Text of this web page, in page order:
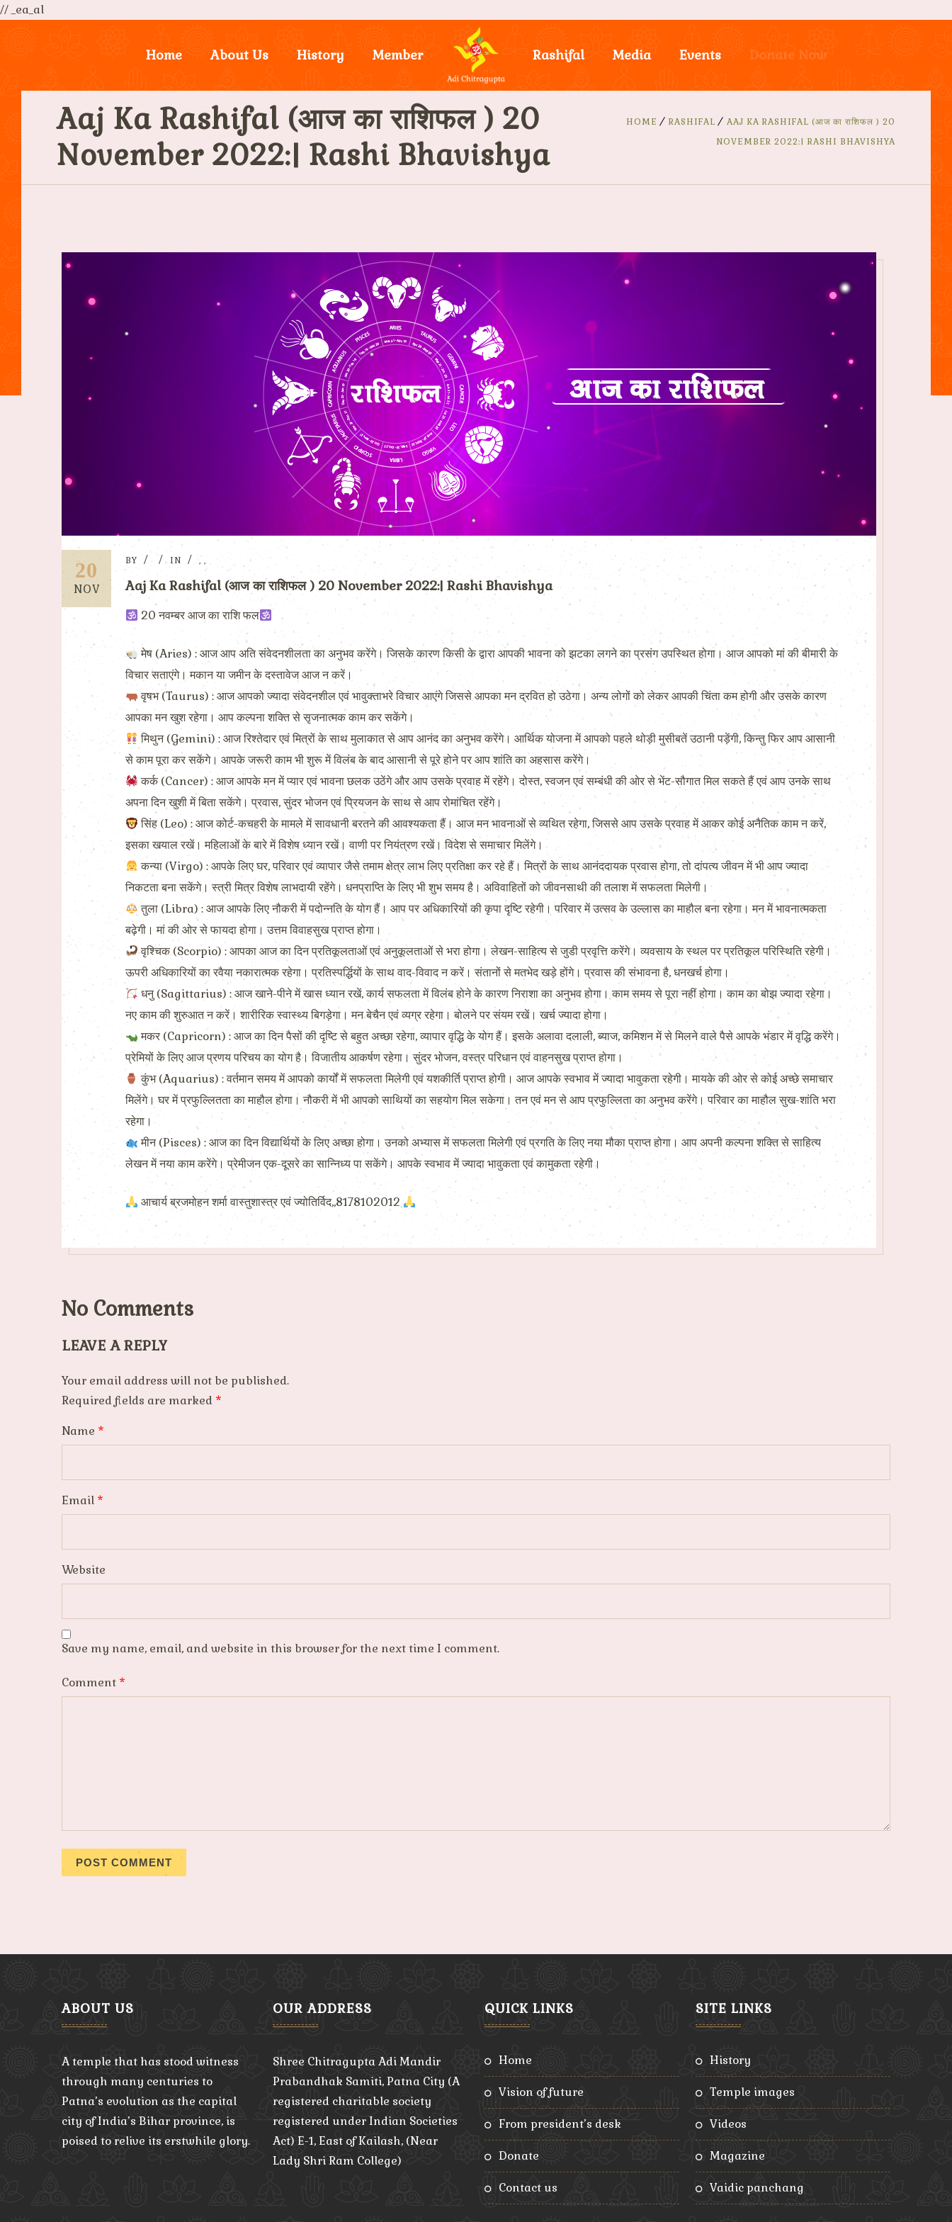
// _ea_al
Home About Us History Member Rashifal Media Events Donate Now
Aaj Ka Rashifal (आज का राशिफल ) 20
November 2022:| Rashi Bhavishya
HOME RASHIFAL
AAJ KA RASHIFAL (आज का राशिफल ) 20
NOVEMBER 2022:| RASHI BHAVISHYA
20
NOV
BY IN , ,
Aaj Ka Rashifal (आज का राशिफल ) 20 November 2022:| Rashi Bhavishya
20 नवम्बर आज का राशि फल
मेष (Aries) : आज आप अति संवेदनशीलता का अनुभव करेंगे। जिसके कारण किसी के द्वारा आपकी भावना को झटका लगने का प्रसंग उपस्थित होगा। आज आपको मां की बीमारी के
विचार सताएंगे। मकान या जमीन के दस्तावेज आज न करें।
वृषभ (Taurus) : आज आपको ज्यादा संवेदनशील एवं भावुक्ताभरे विचार आएंगे जिससे आपका मन द्रवित हो उठेगा। अन्य लोगों को लेकर आपकी चिंता कम होगी और उसके कारण
आपका मन खुश रहेगा। आप कल्पना शक्ति से सृजनात्मक काम कर सकेंगे।
मिथुन (Gemini) : आज रिश्तेदार एवं मित्रों के साथ मुलाकात से आप आनंद का अनुभव करेंगे। आर्थिक योजना में आपको पहले थोड़ी मुसीबतें उठानी पड़ेंगी, किन्तु फिर आप आसानी
से काम पूरा कर सकेंगे। आपके जरूरी काम भी शुरू में विलंब के बाद आसानी से पूरे होने पर आप शांति का अहसास करेंगे।
कर्क (Cancer) : आज आपके मन में प्यार एवं भावना छलक उठेंगे और आप उसके प्रवाह में रहेंगे। दोस्त, स्वजन एवं सम्बंधी की ओर से भेंट-सौगात मिल सकते हैं एवं आप उनके साथ
अपना दिन खुशी में बिता सकेंगे। प्रवास, सुंदर भोजन एवं प्रियजन के साथ से आप रोमांचित रहेंगे।
सिंह (Leo) : आज कोर्ट-कचहरी के मामले में सावधानी बरतने की आवश्यकता हैं। आज मन भावनाओं से व्यथित रहेगा, जिससे आप उसके प्रवाह में आकर कोई अनैतिक काम न करें,
इसका खयाल रखें। महिलाओं के बारे में विशेष ध्यान रखें। वाणी पर नियंत्रण रखें। विदेश से समाचार मिलेंगे।
कन्या (Virgo) : आपके लिए घर, परिवार एवं व्यापार जैसे तमाम क्षेत्र लाभ लिए प्रतिक्षा कर रहे हैं। मित्रों के साथ आनंददायक प्रवास होगा, तो दांपत्य जीवन में भी आप ज्यादा
निकटता बना सकेंगे। स्त्री मित्र विशेष लाभदायी रहेंगे। धनप्राप्ति के लिए भी शुभ समय है। अविवाहितों को जीवनसाथी की तलाश में सफलता मिलेगी।
तुला (Libra) : आज आपके लिए नौकरी में पदोन्नति के योग हैं। आप पर अधिकारियों की कृपा दृष्टि रहेगी। परिवार में उत्सव के उल्लास का माहौल बना रहेगा। मन में भावनात्मकता
बढ़ेगी। मां की ओर से फायदा होगा। उत्तम विवाहसुख प्राप्त होगा।
वृश्चिक (Scorpio) : आपका आज का दिन प्रतिकूलताओं एवं अनुकूलताओं से भरा होगा। लेखन-साहित्य से जुडी प्रवृत्ति करेंगे। व्यवसाय के स्थल पर प्रतिकूल परिस्थिति रहेगी।
ऊपरी अधिकारियों का रवैया नकारात्मक रहेगा। प्रतिस्पर्द्धियों के साथ वाद-विवाद न करें। संतानों से मतभेद खड़े होंगे। प्रवास की संभावना है, धनखर्च होगा।
धनु (Sagittarius) : आज खाने-पीने में खास ध्यान रखें, कार्य सफलता में विलंब होने के कारण निराशा का अनुभव होगा। काम समय से पूरा नहीं होगा। काम का बोझ ज्यादा रहेगा।
नए काम की शुरुआत न करें। शारीरिक स्वास्थ्य बिगड़ेगा। मन बेचैन एवं व्यग्र रहेगा। बोलने पर संयम रखें। खर्च ज्यादा होगा।
मकर (Capricorn) : आज का दिन पैसों की दृष्टि से बहुत अच्छा रहेगा, व्यापार वृद्धि के योग हैं। इसके अलावा दलाली, ब्याज, कमिशन में से मिलने वाले पैसे आपके भंडार में वृद्धि करेंगे।
प्रेमियों के लिए आज प्रणय परिचय का योग है। विजातीय आकर्षण रहेगा। सुंदर भोजन, वस्त्र परिधान एवं वाहनसुख प्राप्त होगा।
कुंभ (Aquarius) : वर्तमान समय में आपको कार्यों में सफलता मिलेगी एवं यशकीर्ति प्राप्त होगी। आज आपके स्वभाव में ज्यादा भावुकता रहेगी। मायके की ओर से कोई अच्छे समाचार
मिलेंगे। घर में प्रफुल्लितता का माहौल होगा। नौकरी में भी आपको साथियों का सहयोग मिल सकेगा। तन एवं मन से आप प्रफुल्लिता का अनुभव करेंगे। परिवार का माहौल सुख-शांति भरा
रहेगा।
मीन (Pisces) : आज का दिन विद्यार्थियों के लिए अच्छा होगा। उनको अभ्यास में सफलता मिलेगी एवं प्रगति के लिए नया मौका प्राप्त होगा। आप अपनी कल्पना शक्ति से साहित्य
लेखन में नया काम करेंगे। प्रेमीजन एक-दूसरे का सान्निध्य पा सकेंगे। आपके स्वभाव में ज्यादा भावुकता एवं कामुकता रहेगी।
आचार्य ब्रजमोहन शर्मा वास्तुशास्त्र एवं ज्योतिर्विद,,8178102012
No Comments
LEAVE A REPLY
Your email address will not be published.
Required fields are marked *
Name *
Email *
Website
Save my name, email, and website in this browser for the next time I comment.
Comment *
ABOUT US
A temple that has stood witness
through many centuries to
Patna’s evolution as the capital
city of India’s Bihar province, is
poised to relive its erstwhile glory.
OUR ADDRESS
Shree Chitragupta Adi Mandir
Prabandhak Samiti, Patna City (A
registered charitable society
registered under Indian Societies
Act) E-1, East of Kailash, (Near
Lady Shri Ram College)
QUICK LINKS
home
vision of future
from president’s desk
donate
contact us
SITE LINKS
history
temple images
videos
magazine
vaidic panchang